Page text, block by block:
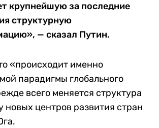
крупнейшую за последние
структурную
— сказал Путин.
«происходит именно
парадигмы глобального
всего меняется структура
новых центров развития стран